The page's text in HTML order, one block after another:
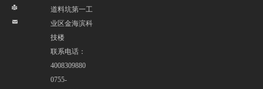
道料坑第一工
业区金海滨科
技楼
联系电话：
4008309880
0755-
넔
낂